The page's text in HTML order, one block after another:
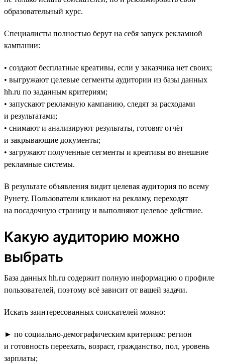
образовательный курс.
Специалисты полностью берут на себя запуск рекламной
кампании:
• создают бесплатные креативы, если у заказчика нет своих;
• выгружают целевые сегменты аудитории из базы данных
hh.ru по заданным критериям;
• запускают рекламную кампанию, следят за расходами
и результатами;
• снимают и анализируют результаты, готовят отчёт
и закрывающие документы;
• загружают полученные сегменты и креативы во внешние
рекламные системы.
В результате объявления видит целевая аудитория по всему
Рунету. Пользователи кликают на рекламу, переходят
на посадочную страницу и выполняют целевое действие.
Какую аудиторию можно
выбрать
База данных hh.ru содержит полную информацию о профиле
пользователей, поэтому всё зависит от вашей задачи.
Искать заинтересованных соискателей можно:
► по социально-демографическим критериям: регион
и готовность переехать, возраст, гражданство, пол, уровень
зарплаты;